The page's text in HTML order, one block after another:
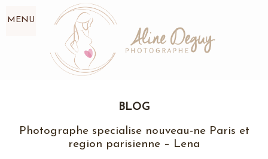
MENU
BLOG
Photographe specialise nouveau-ne Paris et
region parisienne – Lena